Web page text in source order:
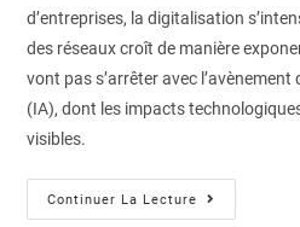
d’entreprises, la digitalisation
des réseaux croît de manière
vont pas s’arrêter avec l’avènement
(IA), dont les impacts
visibles.
Continuer La Lecture